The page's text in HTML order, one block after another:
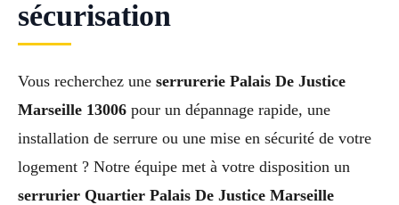
sécurisation
Vous recherchez une serrurerie Palais De Justice
Marseille 13006 pour un dépannage rapide, une
installation de serrure ou une mise en sécurité de votre
logement ? Notre équipe met à votre disposition un
serrurier Quartier Palais De Justice Marseille